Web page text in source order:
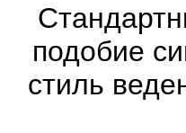
подобие
стиль